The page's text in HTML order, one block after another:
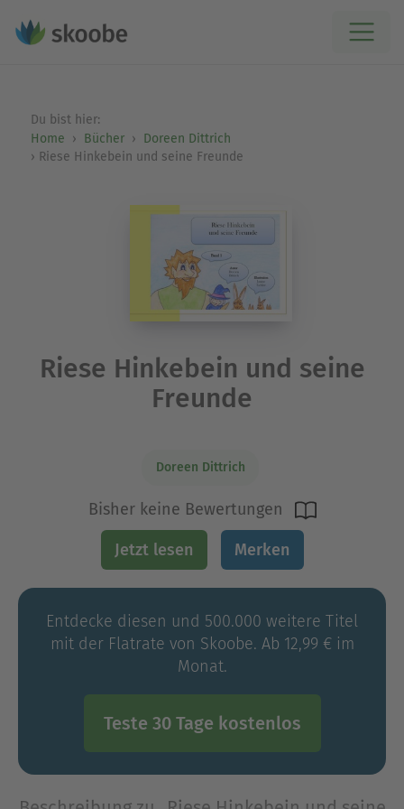
Du bist hier:
Home
Bücher
Doreen Dittrich
Riese Hinkebein und seine Freunde
Riese Hinkebein und seine
Freunde
Doreen Dittrich
Bisher keine Bewertungen
Jetzt lesen Merken
Entdecke diesen und 500.000 weitere Titel
mit der Flatrate von Skoobe. Ab 12,99 € im
Monat.
Teste 30 Tage kostenlos